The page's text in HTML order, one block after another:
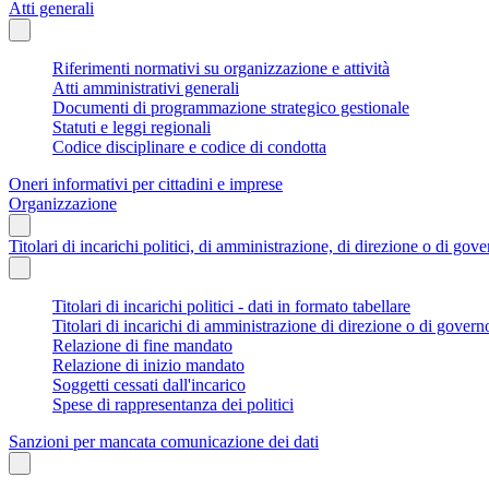
Atti generali
Riferimenti normativi su organizzazione e attività
Atti amministrativi generali
Documenti di programmazione strategico gestionale
Statuti e leggi regionali
Codice disciplinare e codice di condotta
Oneri informativi per cittadini e imprese
Organizzazione
Titolari di incarichi politici, di amministrazione, di direzione o di
Titolari di incarichi politici - dati in formato tabellare
Titolari di incarichi di amministrazione di direzione o di
Relazione di fine mandato
Relazione di inizio mandato
Soggetti cessati dall'incarico
Spese di rappresentanza dei politici
Sanzioni per mancata comunicazione dei dati